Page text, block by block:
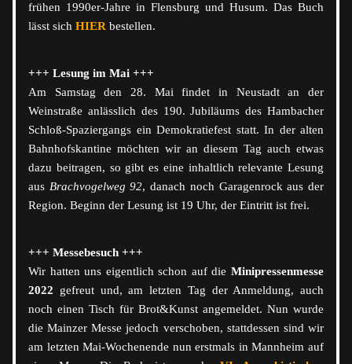
frühen 1990er-Jahre in Flensburg und Husum. Das Buch
lässt sich HIER bestellen.
+++ Lesung im Mai +++
Am Samstag den 28. Mai findet in Neustadt an der
Weinstraße anlässlich des 190. Jubiläums des Hambacher
Schloß-Spaziergangs ein Demokratiefest statt. In der alten
Bahnhofskantine möchten wir an diesem Tag auch etwas
dazu beitragen, so gibt es eine inhaltlich relevante Lesung
aus Brachvogelweg 92, danach noch Garagenrock aus der
Region. Beginn der Lesung ist 19 Uhr, der Eintritt ist frei.
+++ Messebesuch +++
Wir hatten uns eigentlich schon auf die Minipressenmesse
2022 gefreut und, am letzten Tag der Anmeldung, auch
noch einen Tisch für Brot&Kunst angemeldet. Nun wurde
die Mainzer Messe jedoch verschoben, stattdessen sind wir
am letzten Mai-Wochenende nun erstmals in Mannheim auf